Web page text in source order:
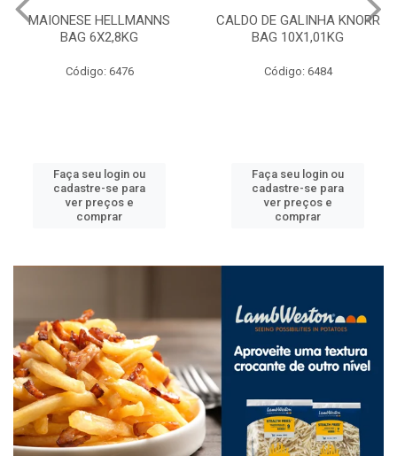
MAIONESE HELLMANNS
BAG 6X2,8KG
Código: 6476
Faça seu login ou
cadastre-se para
ver preços e
comprar
CALDO DE GALINHA KNORR
BAG 10X1,01KG
Código: 6484
Faça seu login ou
cadastre-se para
ver preços e
comprar